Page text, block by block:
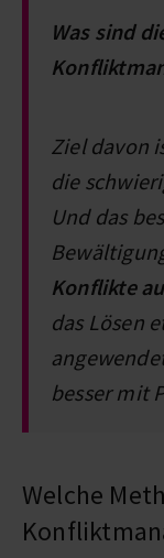
Was sind
Ziel davon
die
Und das
Konflikte
das Lösen
besser mit
Welche